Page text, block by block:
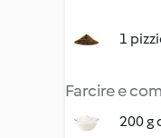
1
Farcire e
200 g